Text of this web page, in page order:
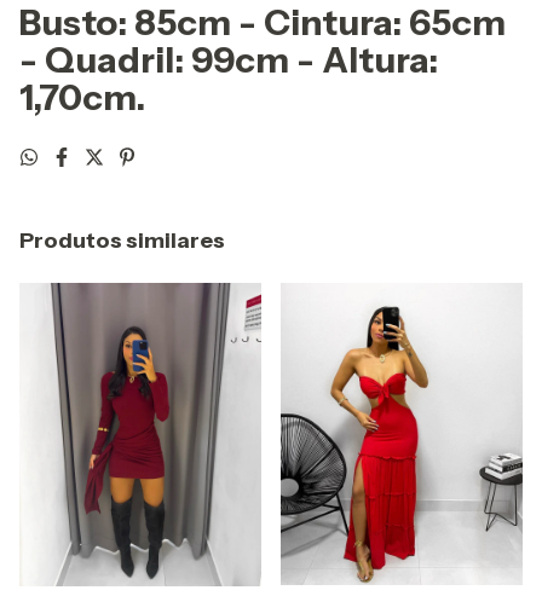
Busto: 85cm - Cintura: 65cm
- Quadril: 99cm - Altura:
1,70cm.
Produtos similares